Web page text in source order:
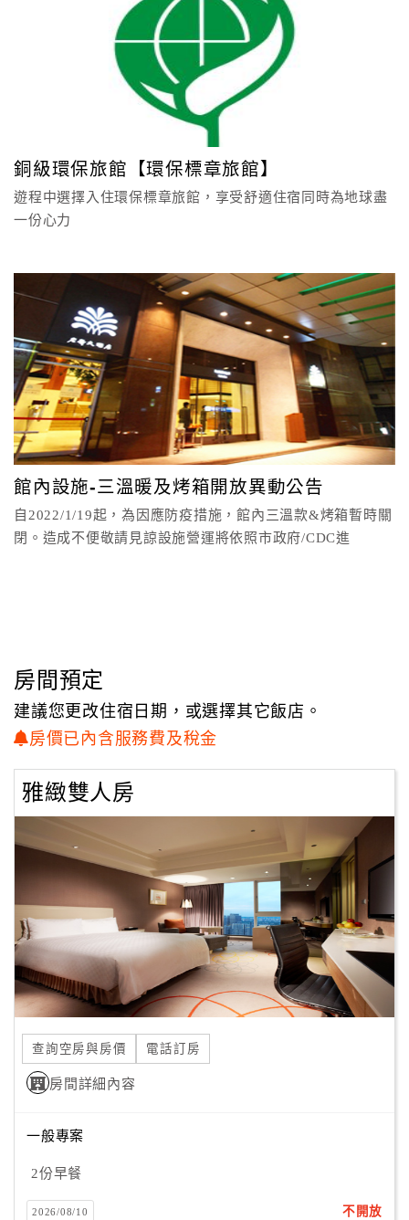
客
滿
意
訂
管
理
會
員
戶
Line
線
服
查
詢
訂
房
Q&A
訂
榮獲中華民國觀光旅館最高評等「五星級觀光飯店」榮耀，
肯定新竹老爺大酒店細膩的服務與新穎的硬體設施，
並於2013~2014年入選全球最大旅遊網站Tripadvisor 旅行者之選
獎『台灣排名前25』．『台灣前25大豪華』飯店。
新竹老爺酒店擁有卓越的經營團隊及善解人意的服務人員，
《預約制-定時定點班次》免費專車服務時刻表
銅級環保旅館【環保標章旅館】
遊程中選擇入住環保標章旅館，享受舒適住宿同時為地球盡
一份心力
館內設施-三溫暖及烤箱開放異動公告
自2022/1/19起，為因應防疫措施，館內三溫款&烤箱暫時關
閉。造成不便敬請見諒設施營運將依照市政府/CDC進
房間預定
建議您更改住宿日期，或選擇其它飯店。
房價已內含服務費及稅金
雅緻雙人房
查詢空房與房價 電話訂房
房間詳細內容
一般專案
2份早餐
2026/08/10 不開放